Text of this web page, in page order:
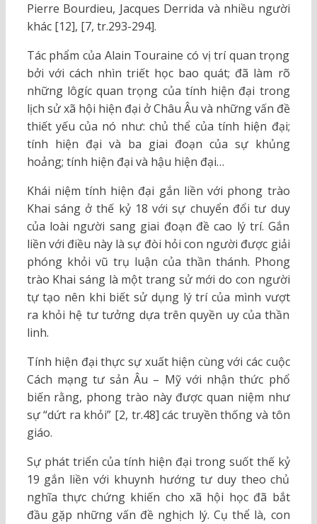
Pierre Bourdieu, Jacques Derrida và nhiều người
khác [12], [7, tr.293-294].
Tác phẩm của Alain Touraine có vị trí quan trọng
bởi với cách nhìn triết học bao quát; đã làm rõ
những lôgíc quan trọng của tính hiện đại trong
lịch sử xã hội hiện đại ở Châu Âu và những vấn đề
thiết yếu của nó như: chủ thể của tính hiện đại;
tính hiện đại và ba giai đoạn của sự khủng
hoảng; tính hiện đại và hậu hiện đại…
Khái niệm tính hiện đại gắn liền với phong trào
Khai sáng ở thế kỷ 18 với sự chuyển đổi tư duy
của loài người sang giai đoạn đề cao lý trí. Gắn
liền với điều này là sự đòi hỏi con người được giải
phóng khỏi vũ trụ luận của thần thánh. Phong
trào Khai sáng là một trang sử mới do con người
tự tạo nên khi biết sử dụng lý trí của mình vượt
ra khỏi hệ tư tưởng dựa trên quyền uy của thần
linh.
Tính hiện đại thực sự xuất hiện cùng với các cuộc
Cách mạng tư sản Âu – Mỹ với nhận thức phổ
biến rằng, phong trào này được quan niệm như
sự “dứt ra khỏi” [2, tr.48] các truyền thống và tôn
giáo.
Sự phát triển của tính hiện đại trong suốt thế kỷ
19 gắn liền với khuynh hướng tư duy theo chủ
nghĩa thực chứng khiến cho xã hội học đã bắt
đầu gặp những vấn đề nghịch lý. Cụ thể là, con